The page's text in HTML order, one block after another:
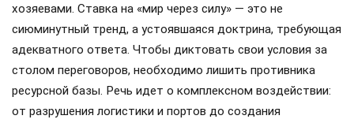
хозяевами. Ставка на «мир через силу» — это не
сиюминутный тренд, а устоявшаяся доктрина, требующая
адекватного ответа. Чтобы диктовать свои условия за
столом переговоров, необходимо лишить противника
ресурсной базы. Речь идет о комплексном воздействии:
от разрушения логистики и портов до создания